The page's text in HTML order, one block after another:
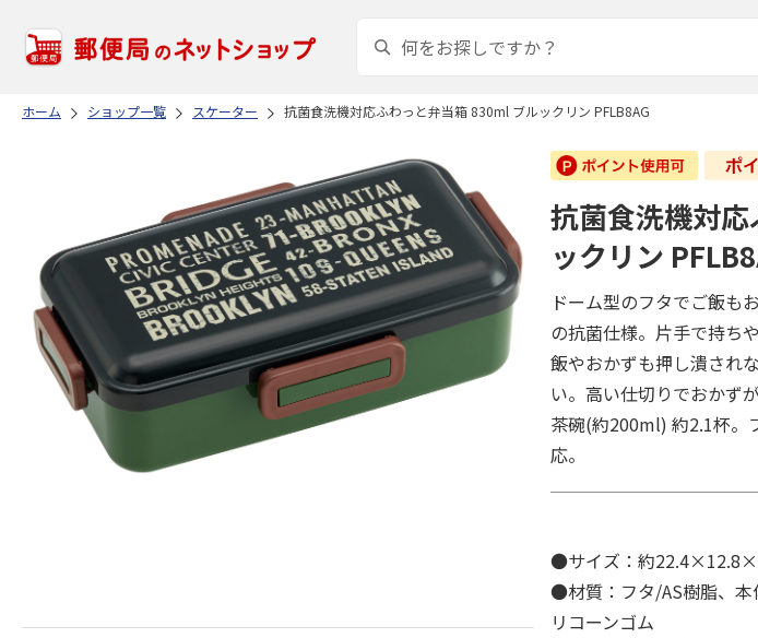
ホーム ショップ一覧 スケーター 抗菌食洗機対応ふわっと弁当箱 830ml ブルックリン PFLB8AG
抗菌食洗機対
ックリン
ドーム型のフタでご飯も
の抗菌仕様。片手で持ち
飯やおかずも押し潰され
い。高い仕切りでおかず
茶碗(約200ml) 約2.1杯。
応。
●サイズ：約
●材質：フタ/AS樹脂、本
リコーンゴム